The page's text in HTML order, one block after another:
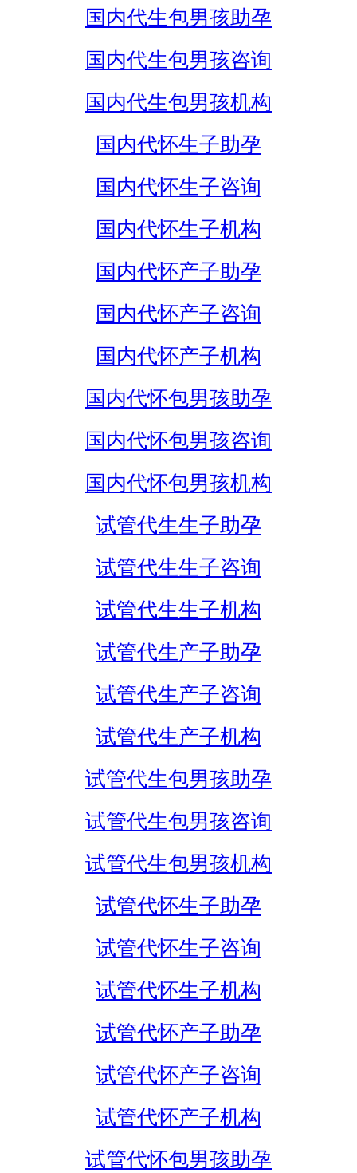
国内代生包男孩助孕
国内代生包男孩咨询
国内代生包男孩机构
国内代怀生子助孕
国内代怀生子咨询
国内代怀生子机构
国内代怀产子助孕
国内代怀产子咨询
国内代怀产子机构
国内代怀包男孩助孕
国内代怀包男孩咨询
国内代怀包男孩机构
试管代生生子助孕
试管代生生子咨询
试管代生生子机构
试管代生产子助孕
试管代生产子咨询
试管代生产子机构
试管代生包男孩助孕
试管代生包男孩咨询
试管代生包男孩机构
试管代怀生子助孕
试管代怀生子咨询
试管代怀生子机构
试管代怀产子助孕
试管代怀产子咨询
试管代怀产子机构
试管代怀包男孩助孕